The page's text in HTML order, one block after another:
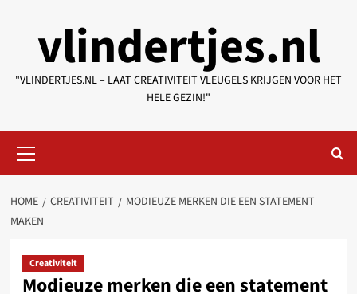
contentvlindertjes.nl
"VLINDERTJES.NL – LAAT CREATIVITEIT VLEUGELS KRIJGEN VOOR HET
HELE GEZIN!"
Menu
HOME CREATIVITEIT
MODIEUZE MERKEN DIE EEN STATEMENT
MAKEN
Creativiteit
Modieuze merken die een statement